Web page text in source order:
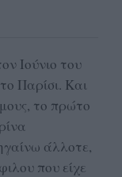
Ιούνιο του
Παρίσι. Και
το πρώτο
άλλοτε,
που είχε